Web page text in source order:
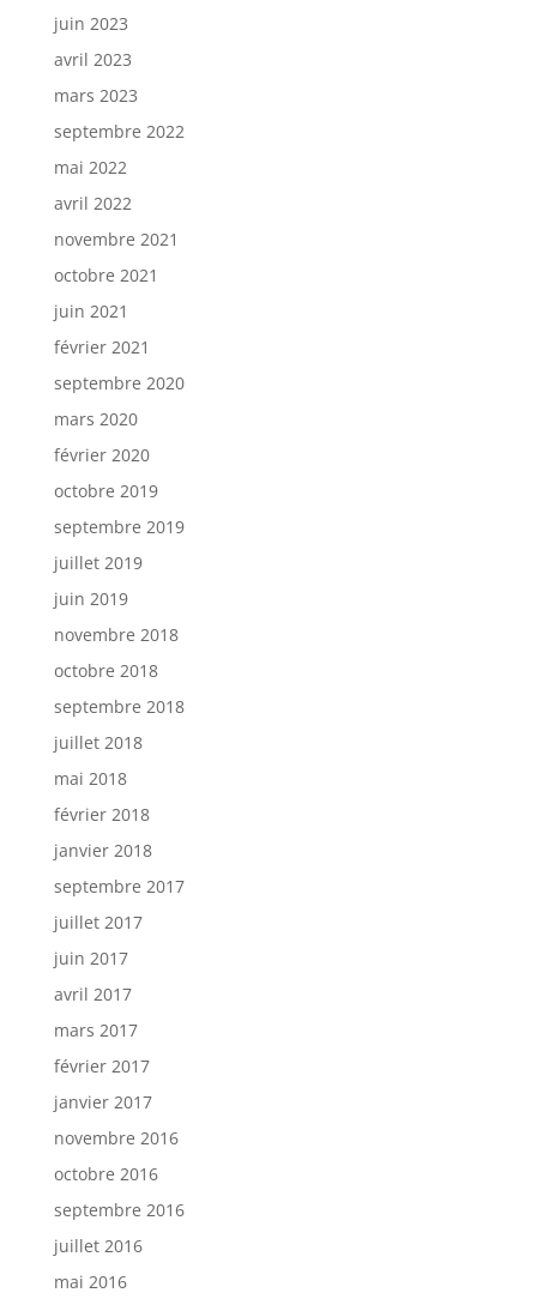
juin 2023
avril 2023
mars 2023
septembre 2022
mai 2022
avril 2022
novembre 2021
octobre 2021
juin 2021
février 2021
septembre 2020
mars 2020
février 2020
octobre 2019
septembre 2019
juillet 2019
juin 2019
novembre 2018
octobre 2018
septembre 2018
juillet 2018
mai 2018
février 2018
janvier 2018
septembre 2017
juillet 2017
juin 2017
avril 2017
mars 2017
février 2017
janvier 2017
novembre 2016
octobre 2016
septembre 2016
juillet 2016
mai 2016